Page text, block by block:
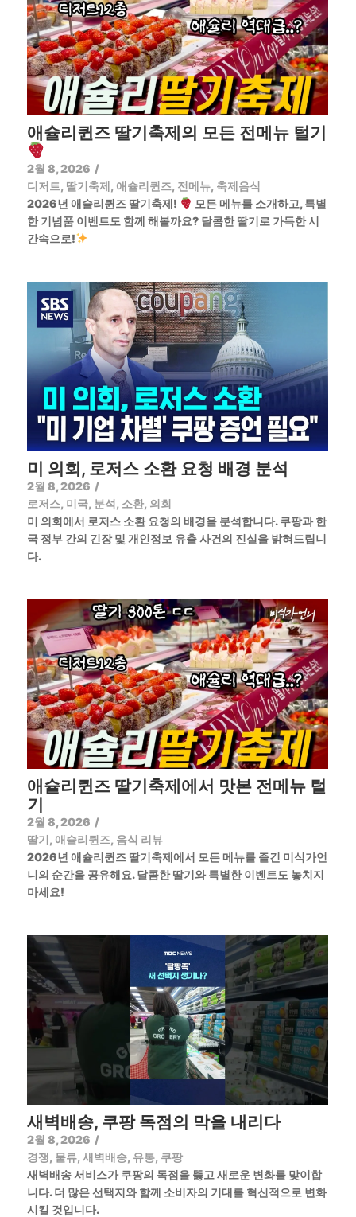
애슐리퀸즈 딸기축제의 모든 전메뉴 털기
2월 8, 2026 /
디저트, 딸기축제, 애슐리퀸즈, 전메뉴, 축제음식
2026년 애슐리퀸즈 딸기축제!
모든 메뉴를 소개하고, 특별
한 기념품 이벤트도 함께 해볼까요? 달콤한 딸기로 가득한 시
간속으로!
미 의회, 로저스 소환 요청 배경 분석
2월 8, 2026 /
로저스, 미국, 분석, 소환, 의회
미 의회에서 로저스 소환 요청의 배경을 분석합니다. 쿠팡과 한
국 정부 간의 긴장 및 개인정보 유출 사건의 진실을 밝혀드립니
다.
애슐리퀸즈 딸기축제에서 맛본 전메뉴 털
기
2월 8, 2026 /
딸기, 애슐리퀸즈, 음식 리뷰
2026년 애슐리퀸즈 딸기축제에서 모든 메뉴를 즐긴 미식가언
니의 순간을 공유해요. 달콤한 딸기와 특별한 이벤트도 놓치지
마세요!
새벽배송, 쿠팡 독점의 막을 내리다
2월 8, 2026 /
경쟁, 물류, 새벽배송, 유통, 쿠팡
새벽배송 서비스가 쿠팡의 독점을 뚫고 새로운 변화를 맞이합
니다. 더 많은 선택지와 함께 소비자의 기대를 혁신적으로 변화
시킬 것입니다.